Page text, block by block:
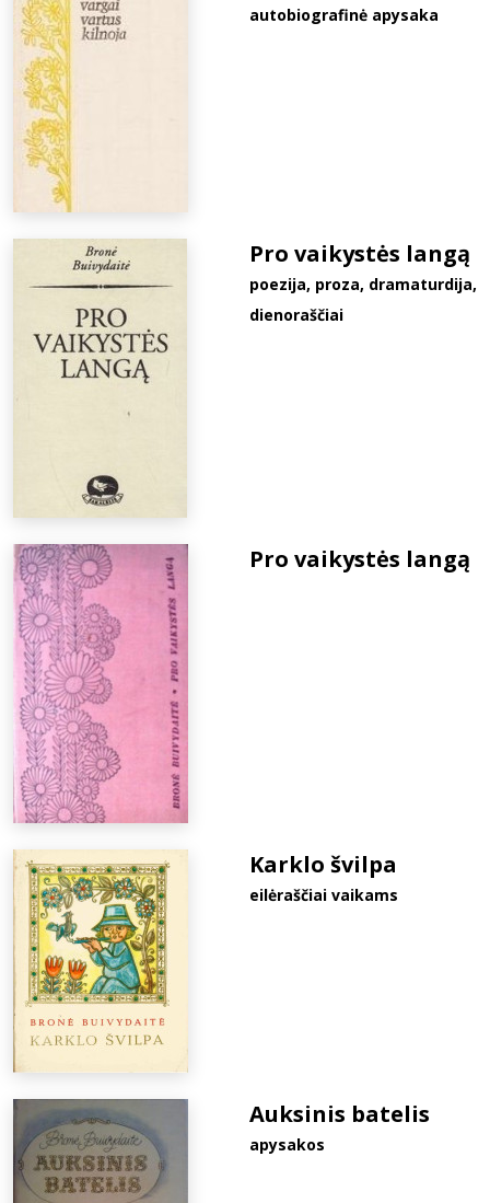
autobiografinė apysaka
Pro vaikystės langą
poezija, proza, dramaturdija,
dienoraščiai
Pro vaikystės langą
Karklo švilpa
eilėraščiai vaikams
Auksinis batelis
apysakos